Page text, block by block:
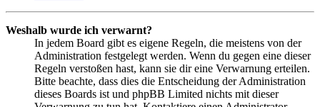
Weshalb wurde ich verwarnt?
In jedem Board gibt es eigene Regeln, die meistens von der
Administration festgelegt werden. Wenn du gegen eine dieser
Regeln verstoßen hast, kann sie dir eine Verwarnung erteilen.
Bitte beachte, dass dies die Entscheidung der Administration
dieses Boards ist und phpBB Limited nichts mit dieser